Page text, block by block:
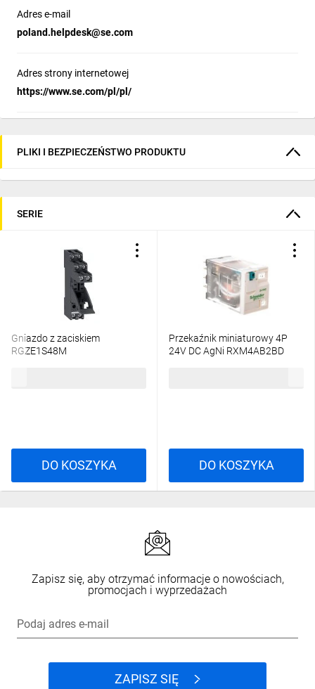
Adres e-mail
poland.helpdesk@se.com
Adres strony internetowej
https://www.se.com/pl/pl/
PLIKI I BEZPIECZEŃSTWO PRODUKTU
SERIE
Gniazdo z zaciskiem
RGZE1S48M
DO KOSZYKA
Przekaźnik miniaturowy 4P
24V DC AgNi RXM4AB2BD
DO KOSZYKA
Zapisz się, aby otrzymać informacje o nowościach,
promocjach i wyprzedażach
Podaj adres e-mail
ZAPISZ SIĘ